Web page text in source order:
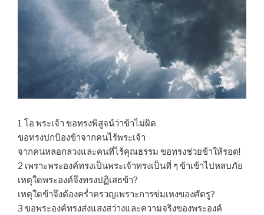
1 โอ พระเจ้า ขอทรงพิสูจน์ว่าข้าไม่ผิด
ขอทรงปกป้องข้าจากคนไร้พระเจ้า
จากคนหลอกลวงและคนที่ไร้คุณธรรม ขอทรงช่วยข้าให้รอด!
2 เพราะพระองค์ทรงเป็นพระเจ้าทรงเป็นที่ ๆ ข้าเข้าไปหลบภัย
เหตุใดพระองค์จึงทรงปฏิเสธข้า?
เหตุใดข้าจึงต้องคร่ำครวญเพราะการข่มเหงของศัตรู?
3 ขอพระองค์ทรงส่งแสงสว่างและความจริงของพระองค์